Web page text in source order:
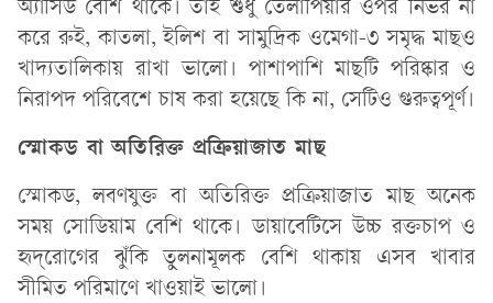
অ্যাসিড বেশি থাকে। তাই শুধু তেলাপিয়ার ওপর নির্ভর না
করে রুই, কাতলা, ইলিশ বা সামুদ্রিক ওমেগা-৩ সমৃদ্ধ মাছও
খাদ্যতালিকায় রাখা ভালো। পাশাপাশি মাছটি পরিষ্কার ও
নিরাপদ পরিবেশে চাষ করা হয়েছে কি না, সেটিও গুরুত্বপূর্ণ।
স্মোকড বা অতিরিক্ত প্রক্রিয়াজাত মাছ
স্মোকড, লবণযুক্ত বা অতিরিক্ত প্রক্রিয়াজাত মাছ অনেক
সময় সোডিয়াম বেশি থাকে। ডায়াবেটিসে উচ্চ রক্তচাপ ও
হৃদ্‌রোগের ঝুঁকি তুলনামূলক বেশি থাকায় এসব খাবার
সীমিত পরিমাণে খাওয়াই ভালো।